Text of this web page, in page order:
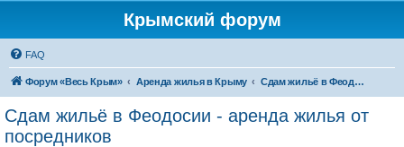
Крымский форум
FAQ
Форум «Весь Крым» Аренда жилья в Крыму Сдам жильё в Феодосии - аренда жилья от посредников
Сдам жильё в Феодосии - аренда жилья от
посредников